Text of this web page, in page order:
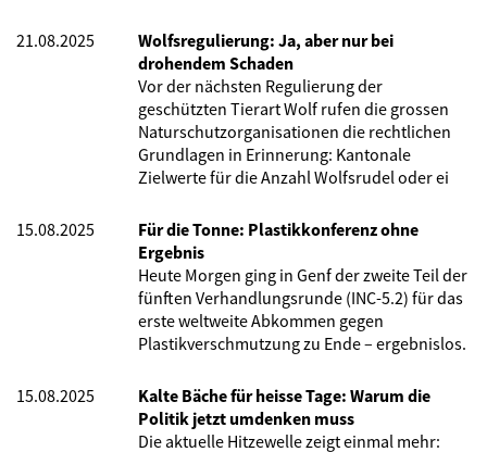
21.08.2025
Wolfsregulierung: Ja, aber nur bei
drohendem Schaden
Vor der nächsten Regulierung der
geschützten Tierart Wolf rufen die grossen
Naturschutzorganisationen die rechtlichen
Grundlagen in Erinnerung: Kantonale
Zielwerte für die Anzahl Wolfsrudel oder ei
15.08.2025
Für die Tonne: Plastikkonferenz ohne
Ergebnis
Heute Morgen ging in Genf der zweite Teil der
fünften Verhandlungsrunde (INC-5.2) für das
erste weltweite Abkommen gegen
Plastikverschmutzung zu Ende – ergebnislos.
15.08.2025
Kalte Bäche für heisse Tage: Warum die
Politik jetzt umdenken muss
Die aktuelle Hitzewelle zeigt einmal mehr: